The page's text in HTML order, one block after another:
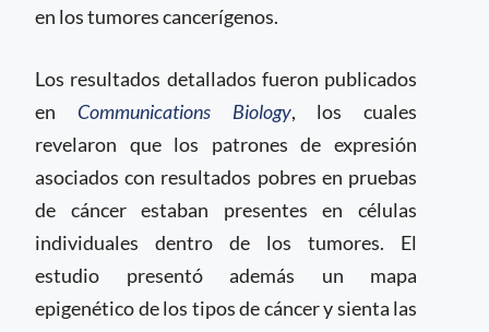
en los tumores cancerígenos.
Los resultados detallados fueron publicados
en Communications Biology, los cuales
revelaron que los patrones de expresión
asociados con resultados pobres en pruebas
de cáncer estaban presentes en células
individuales dentro de los tumores. El
estudio presentó además un mapa
epigenético de los tipos de cáncer y sienta las